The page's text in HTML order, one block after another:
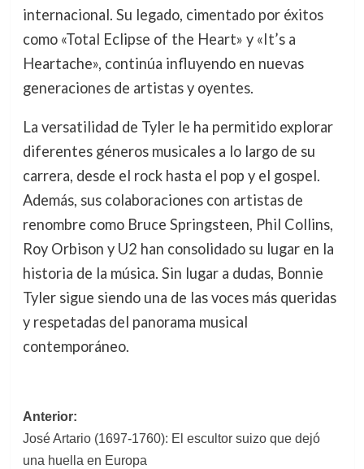
internacional. Su legado, cimentado por éxitos
como «Total Eclipse of the Heart» y «It’s a
Heartache», continúa influyendo en nuevas
generaciones de artistas y oyentes.
La versatilidad de Tyler le ha permitido explorar
diferentes géneros musicales a lo largo de su
carrera, desde el rock hasta el pop y el gospel.
Además, sus colaboraciones con artistas de
renombre como Bruce Springsteen, Phil Collins,
Roy Orbison y U2 han consolidado su lugar en la
historia de la música. Sin lugar a dudas, Bonnie
Tyler sigue siendo una de las voces más queridas
y respetadas del panorama musical
contemporáneo.
Navegación
de
Anterior:
José Artario (1697-1760): El escultor suizo que dejó
una huella en Europa